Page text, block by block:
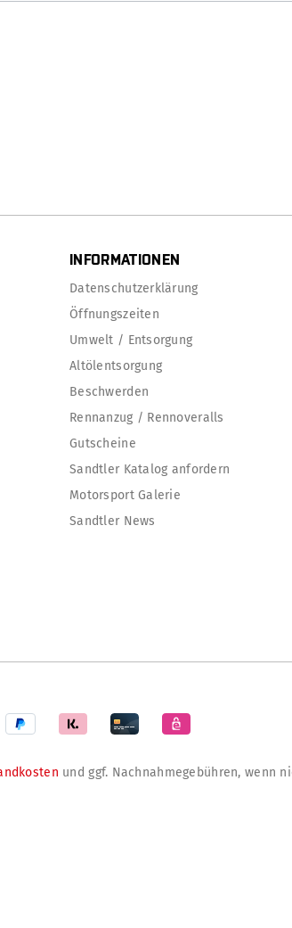
INFORMATIONEN
Datenschutzerklärung
Öffnungszeiten
Umwelt / Entsorgung
Altölentsorgung
Beschwerden
Rennanzug / Rennoveralls
Gutscheine
Sandtler Katalog anfordern
Motorsport Galerie
Sandtler News
und ggf. Nachnahmegebühren, wenn